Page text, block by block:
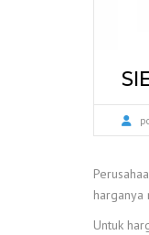
harganya
Untuk